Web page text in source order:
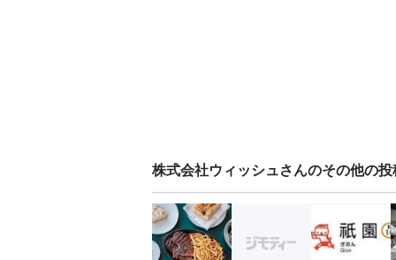
株式会社ウィッシュさんのその他の